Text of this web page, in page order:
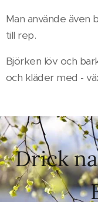
Man använde även
till rep.
Björken löv och
och kläder med -
Drick